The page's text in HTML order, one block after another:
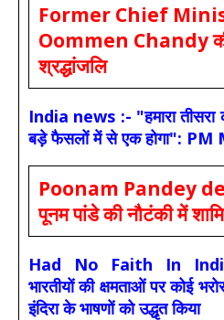
Former Chief
Oommen Chandy की
श्रद्धांजलि
India news :- "हमारा तीसरा
बड़े फैसलों में से एक होगा": PM
Poonam Pandey
पूनम पांडे की नौटंकी में
Had No Faith In
भारतीयों की क्षमताओं पर कोई
इंदिरा के भाषणों को उद्धृत किया